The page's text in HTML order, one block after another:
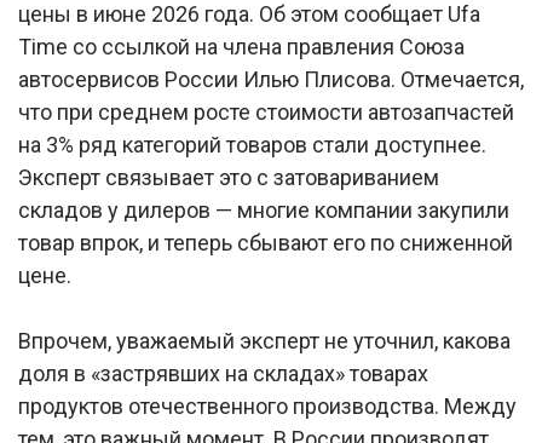
цены в июне 2026 года. Об этом сообщает Ufa
Time со ссылкой на члена правления Союза
автосервисов России Илью Плисова. Отмечается,
что при среднем росте стоимости автозапчастей
на 3% ряд категорий товаров стали доступнее.
Эксперт связывает это с затовариванием
складов у дилеров — многие компании закупили
товар впрок, и теперь сбывают его по сниженной
цене.
Впрочем, уважаемый эксперт не уточнил, какова
доля в «застрявших на складах» товарах
продуктов отечественного производства. Между